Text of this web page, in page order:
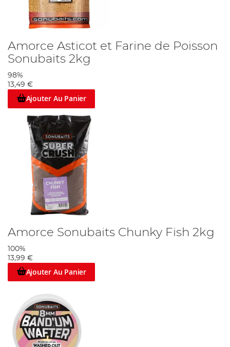
Amorce Asticot et Farine de Poisson
Sonubaits 2kg
98%
13,49 €
Ajouter Au Panier
Amorce Sonubaits Chunky Fish 2kg
100%
13,99 €
Ajouter Au Panier